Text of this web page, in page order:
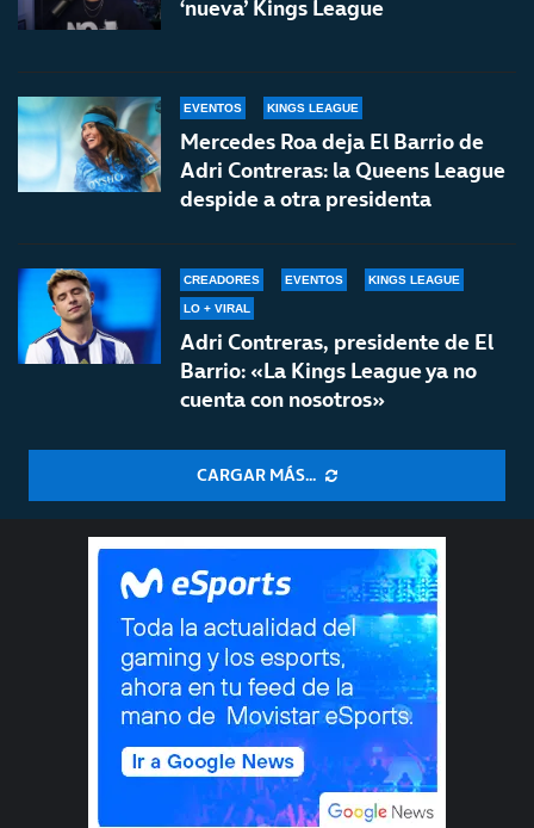
‘nueva’ Kings League
EVENTOS KINGS LEAGUE
Mercedes Roa deja El Barrio de
Adri Contreras: la Queens League
despide a otra presidenta
CREADORES EVENTOS KINGS LEAGUE
LO + VIRAL
Adri Contreras, presidente de El
Barrio: «La Kings League ya no
cuenta con nosotros»
CARGAR MÁS...